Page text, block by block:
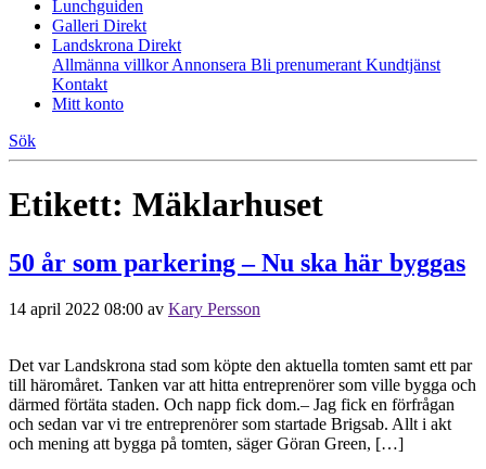
Lunchguiden
Galleri Direkt
Landskrona Direkt
Allmänna villkorAnnonsera Bli prenumerant Kundtjänst
Kontakt
Mitt konto
Sök
Etikett: Mäklarhuset
50 år som parkering – Nu ska här byggas
14 april 2022 08:00 av Kary Persson
Det var Landskrona stad som köpte den aktuella tomten samt ett par
till häromåret. Tanken var att hitta entreprenörer som ville bygga och
därmed förtäta staden. Och napp fick dom.– Jag fick en förfrågan
och sedan var vi tre entreprenörer som startade Brigsab. Allt i akt
och mening att bygga på tomten, säger Göran Green, […]